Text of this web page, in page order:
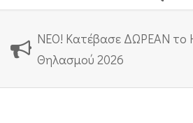
ΝΕΟ! Κατέβασε ΔΩΡΕΑΝ το
Θηλασμού 2026